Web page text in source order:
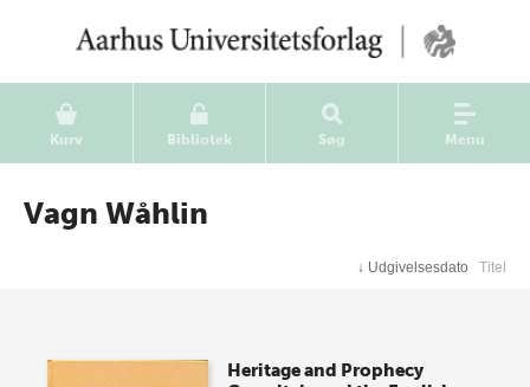
Kurv Bibliotek Søg Menu
Vagn Wåhlin
↓ Udgivelsesdato Titel
Heritage and Prophecy